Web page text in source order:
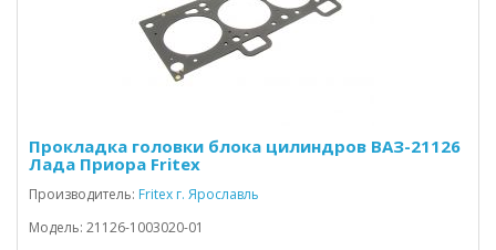
Прокладка головки блока цилиндров ВАЗ-21126
Лада Приора Fritex
Производитель: Fritex г. Ярославль
Модель: 21126-1003020-01